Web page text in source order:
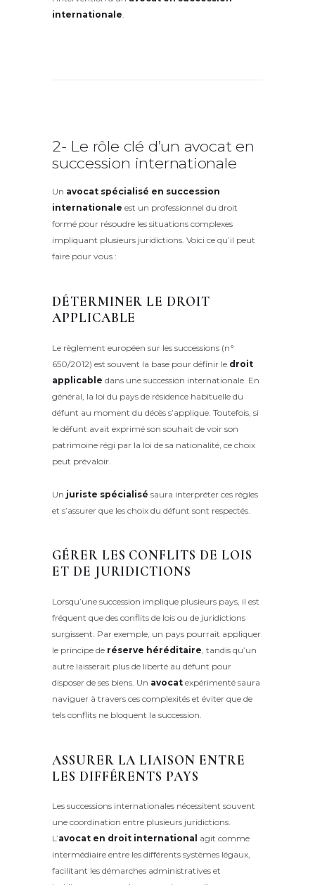
internationale
2- Le rôle clé d’un avocat en
succession internationale
Un avocat spécialisé en succession
internationale est un professionnel du droit
formé pour résoudre les situations complexes
impliquant plusieurs juridictions. Voici ce qu’il peut
faire pour vous :
DÉTERMINER LE DROIT
APPLICABLE
Le règlement européen sur les successions (n°
650/2012) est souvent la base pour définir le droit
applicable dans une succession internationale. En
général, la loi du pays de résidence habituelle du
défunt au moment du décès s’applique. Toutefois, si
le défunt avait exprimé son souhait de voir son
patrimoine régi par la loi de sa nationalité, ce choix
peut prévaloir.
Un juriste spécialisé saura interpréter ces règles
et s’assurer que les choix du défunt sont respectés.
GÉRER LES CONFLITS DE LOIS
ET DE JURIDICTIONS
Lorsqu’une succession implique plusieurs pays, il est
fréquent que des conflits de lois ou de juridictions
surgissent. Par exemple, un pays pourrait appliquer
le principe de réserve héréditaire, tandis qu’un
autre laisserait plus de liberté au défunt pour
disposer de ses biens. Un avocat expérimenté saura
naviguer à travers ces complexités et éviter que de
tels conflits ne bloquent la succession.
ASSURER LA LIAISON ENTRE
LES DIFFÉRENTS PAYS
Les successions internationales nécessitent souvent
une coordination entre plusieurs juridictions.
L’avocat en droit international agit comme
intermédiaire entre les différents systèmes légaux,
facilitant les démarches administratives et